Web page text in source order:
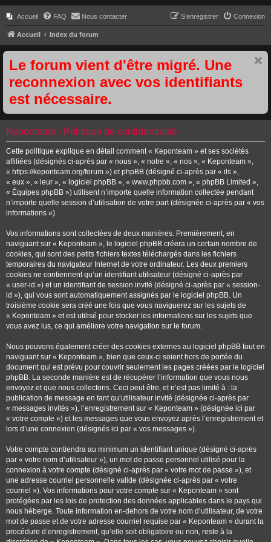
Accueil FAQ Nous contacter Connexion
S’enregistrer
Accueil Index du forum
Le forum vient d'être migré. Une
reconnexion avec vos identifiants
est nécessaire.
Keponteam - Politique de confidentialité
Cette politique explique en détail comment « Keponteam » et ses sociétés
affiliées (désignés ci-après par « nous », « notre », « nos », « Keponteam »,
« https://keponteam.org/forum ») et phpBB (désigné ci-après par « ils »,
« eux », « leur », « logiciel phpBB », « www.phpbb.com », « phpBB Limited »,
« Équipes phpBB ») utilisent n’importe quelle information collectée pendant
n’importe quelle session d’utilisation de votre part (désignée ci-après par « vos
informations »).
Vos informations sont collectées de deux manières. Premièrement, en
naviguant sur « Keponteam », le logiciel phpBB créera un certain nombre de
cookies, qui sont des petits fichiers textes téléchargés dans les fichiers
temporaires du navigateur Internet de votre ordinateur. Les deux premiers
cookies ne contiennent qu’un identifiant utilisateur (désigné ci-après par
« user-id ») et un identifiant de session invité (désigné ci-après par « session-
id »), qui vous sont automatiquement assignés par le logiciel phpBB. Un
troisième cookie sera créé une fois que vous naviguerez sur les sujets de
« Keponteam » et est utilisé pour stocker les informations sur les sujets que
vous avez lus, ce qui améliore votre navigation sur le forum.
Nous pouvons également créer des cookies externes au logiciel phpBB tout en
naviguant sur « Keponteam », bien que ceux-ci soient hors de portée du
document qui est prévu pour couvrir seulement les pages créées par le logiciel
phpBB. La seconde manière est de récupérer l’information que vous nous
envoyez et que nous collectons. Ceci peut être, et n’est pas limité à : la
publication de message en tant qu’utilisateur invité (désignée ci-après par
« messages invités »), l’enregistrement sur « Keponteam » (désignée ici par
« votre compte ») et les messages que vous envoyez après l’enregistrement et
lors d’une connexion (désignés ici par « vos messages »).
Votre compte contiendra au minimum un identifiant unique (désigné ci-après
par « votre nom d’utilisateur »), un mot de passe personnel utilisé pour la
connexion à votre compte (désigné ci-après par « votre mot de passe »), et
une adresse courriel personnelle valide (désignée ci-après par « votre
courriel »). Vos informations pour votre compte sur « Keponteam » sont
protégées par les lois de protection des données applicables dans le pays qui
nous héberge. Toute information en-dehors de votre nom d’utilisateur, de votre
mot de passe et de votre adresse courriel requise par « Keponteam » durant la
procédure d’enregistrement, qu’elle soit obligatoire ou non, reste à la